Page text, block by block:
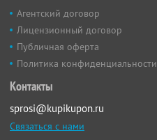
Агентский договор
Лицензионный договор
Публичная оферта
Политика конфиденциальности
Контакты
sprosi@kupikupon.ru
Связаться с нами